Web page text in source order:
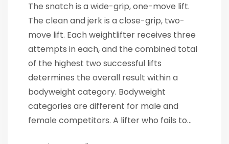
The snatch is a wide-grip, one-move lift.
The clean and jerk is a close-grip, two-
move lift. Each weightlifter receives three
attempts in each, and the combined total
of the highest two successful lifts
determines the overall result within a
bodyweight category. Bodyweight
categories are different for male and
female competitors. A lifter who fails to…